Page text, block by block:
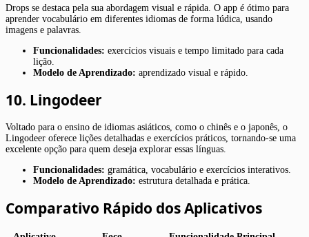
Drops se destaca pela sua abordagem visual e rápida. O app é ótimo para
aprender vocabulário em diferentes idiomas de forma lúdica, usando
imagens e palavras.
Funcionalidades: exercícios visuais e tempo limitado para cada
lição.
Modelo de Aprendizado: aprendizado visual e rápido.
10. Lingodeer
Voltado para o ensino de idiomas asiáticos, como o chinês e o japonês, o
Lingodeer oferece lições detalhadas e exercícios práticos, tornando-se uma
excelente opção para quem deseja explorar essas línguas.
Funcionalidades: gramática, vocabulário e exercícios interativos.
Modelo de Aprendizado: estrutura detalhada e prática.
Comparativo Rápido dos Aplicativos